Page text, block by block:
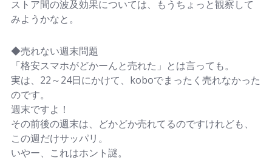
ストア間の波及効果については、もうちょっと観察して
みようかなと。
◆売れない週末問題
「格安スマホがどかーんと売れた」とは言っても。
実は、22～24日にかけて、koboでまったく売れなかった
のです。
週末ですよ！
その前後の週末は、どかどか売れてるのですけれども、
この週だけサッパリ。
いやー、これはホント謎。